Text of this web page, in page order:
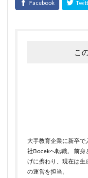
こ
大手教育企業に新卒
社Bocekへ転職。 前身
げに携わり、現在は生
の運営を担当。